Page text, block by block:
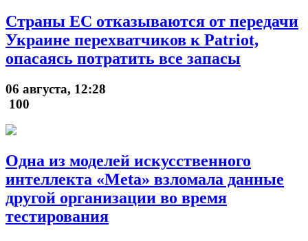
Страны ЕС отказываются от передачи
Украине перехватчиков к Patriot,
опасаясь потратить все запасы
06 августа, 12:28
100
Одна из моделей искусственного
интеллекта «Meta» взломала данные
другой организации во время
тестирования